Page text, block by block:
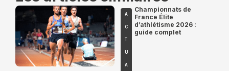
A
C
T
U
A
Championnats de
France Élite
d’athlétisme 2026 :
guide complet